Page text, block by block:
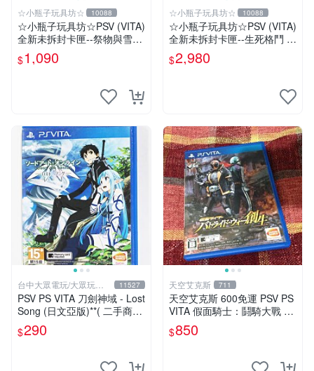
☆小瓶子玩具坊☆ 10088
☆小瓶子玩具坊☆PSV (VITA)
全新未拆封卡匣--祭物與雪中
的剎那
$1,090
☆小瓶子玩具坊☆ 10088
☆小瓶子玩具坊☆PSV (VITA)
全新未拆封卡匣--生死格鬥 沙
灘排球3 維納斯 典藏版 (中文
版)
$2,980
台中大眾電玩/大眾玩具
店
11527
PSV PS VITA 刀劍神域 - Lost
Song (日文亞版)**( 二手商
品)【台中大眾電玩】
$290
天空艾克斯 711
天空艾克斯 600免運 PSV PS
VITA 假面騎士：鬪騎大戰 創
生 普通版 純日版
$850